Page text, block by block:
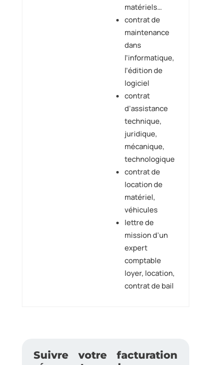
matériels…
contrat de
maintenance
dans
l’informatique,
l’édition de
logiciel
contrat
d’assistance
technique,
juridique,
mécanique,
technologique
contrat de
location de
matériel,
véhicules
lettre de
mission d’un
expert
comptable
loyer, location,
contrat de bail
Suivre votre facturation